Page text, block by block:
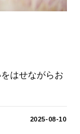
はせながらお
2025-08-10